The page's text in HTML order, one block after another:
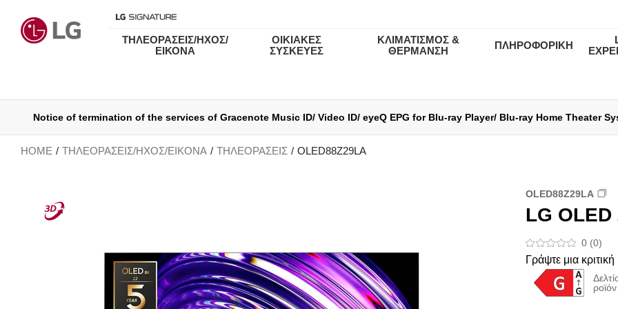
ΤΗΛΕΟΡΑΣΕΙΣ/ΗΧΟΣ/
ΕΙΚΟΝΑ
ΟΙΚΙΑΚΕΣ
ΣΥΣΚΕΥΕΣ
ΚΛΙΜΑΤΙΣΜΟΣ &
ΘΕΡΜΑΝΣΗ
ΠΛΗΡΟΦΟΡΙΚΗ
Ενημερώσεις για τους Όρους Χρήσης και την Πολιτική Απορρήτου της LG Electronics Service
HOME ΤΗΛΕΟΡΑΣΕΙΣ/ΗΧΟΣ/ΕΙΚΟΝΑ ΤΗΛΕΟΡΑΣΕΙΣ OLED88Z29LA
OLED88Z29LA
LG OLED
0 (0)
Γράψτε μια κριτική
ροϊόν